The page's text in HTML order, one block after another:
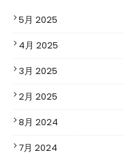
5月 2025
4月 2025
3月 2025
2月 2025
8月 2024
7月 2024